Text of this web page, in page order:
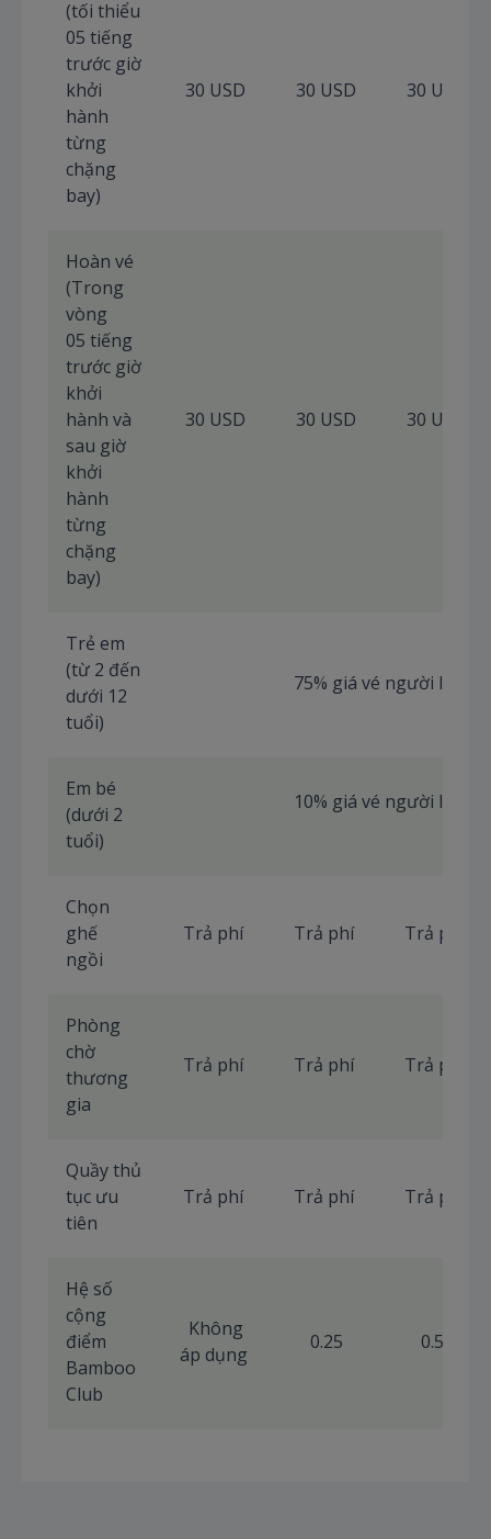
(tối thiểu
05 tiếng
trước giờ
khởi
hành
từng
chặng
bay)
30 USD 30 USD 30 USD
Hoàn vé
(Trong
vòng
05 tiếng
trước giờ
khởi
hành và
sau giờ
khởi
hành
từng
chặng
bay)
30 USD 30 USD 30 USD
Trẻ em
(từ 2 đến
dưới 12
tuổi)
75% giá vé người lớn
Em bé
(dưới 2
tuổi)
10% giá vé người lớn
Chọn
ghế
ngồi
Trả phí Trả phí Trả phí
Phòng
chờ
thương
gia
Trả phí Trả phí Trả phí
Quầy thủ
tục ưu
tiên
Trả phí Trả phí Trả phí
Hệ số
cộng
điểm
Bamboo
Club
Không
áp dụng
0.25 0.50